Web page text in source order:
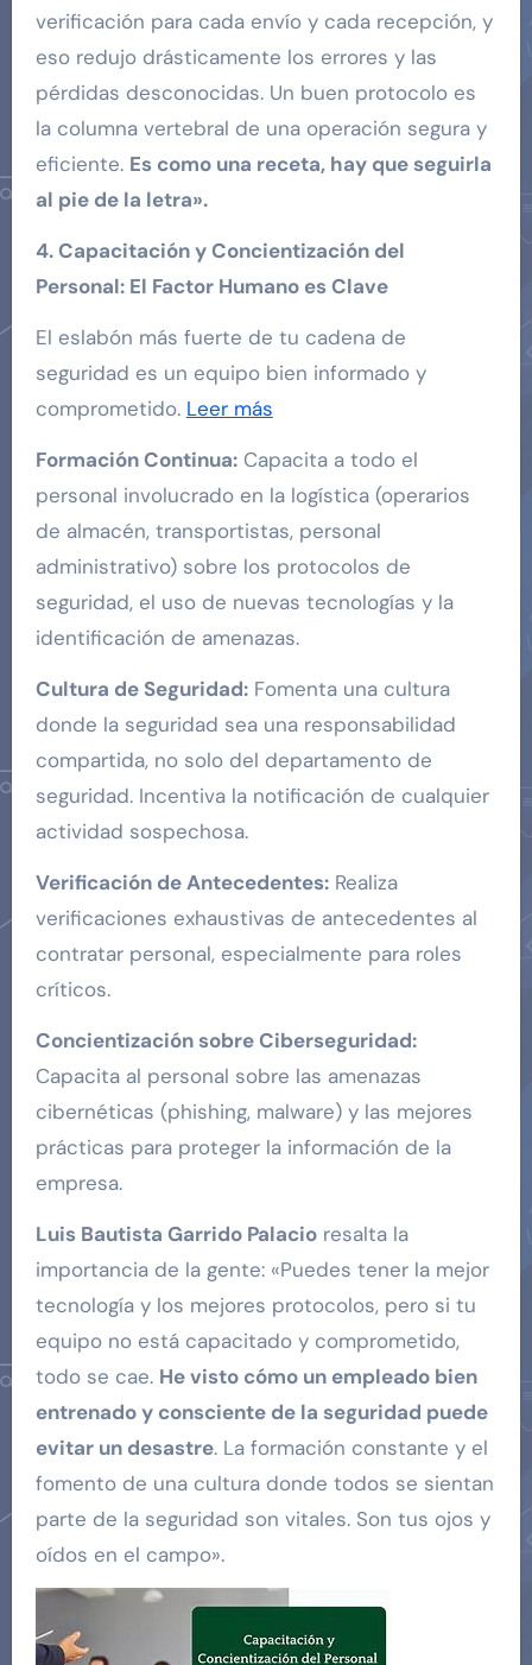
verificación para cada envío y cada recepción, y
eso redujo drásticamente los errores y las
pérdidas desconocidas. Un buen protocolo es
la columna vertebral de una operación segura y
eficiente. Es como una receta, hay que seguirla
al pie de la letra».
4. Capacitación y Concientización del
Personal: El Factor Humano es Clave
El eslabón más fuerte de tu cadena de
seguridad es un equipo bien informado y
comprometido. Leer más
Formación Continua:Capacita a todo el
personal involucrado en la logística (operarios
de almacén, transportistas, personal
administrativo) sobre los protocolos de
seguridad, el uso de nuevas tecnologías y la
identificación de amenazas.
Cultura de Seguridad:Fomenta una cultura
donde la seguridad sea una responsabilidad
compartida, no solo del departamento de
seguridad. Incentiva la notificación de cualquier
actividad sospechosa.
Verificación de Antecedentes:Realiza
verificaciones exhaustivas de antecedentes al
contratar personal, especialmente para roles
críticos.
Concientización sobre Ciberseguridad:
Capacita al personal sobre las amenazas
cibernéticas (phishing, malware) y las mejores
prácticas para proteger la información de la
empresa.
Luis Bautista Garrido Palacioresalta la
importancia de la gente: «Puedes tener la mejor
tecnología y los mejores protocolos, pero si tu
equipo no está capacitado y comprometido,
todo se cae. He visto cómo un empleado bien
entrenado y consciente de la seguridad puede
evitar un desastre. La formación constante y el
fomento de una cultura donde todos se sientan
parte de la seguridad son vitales. Son tus ojos y
oídos en el campo».